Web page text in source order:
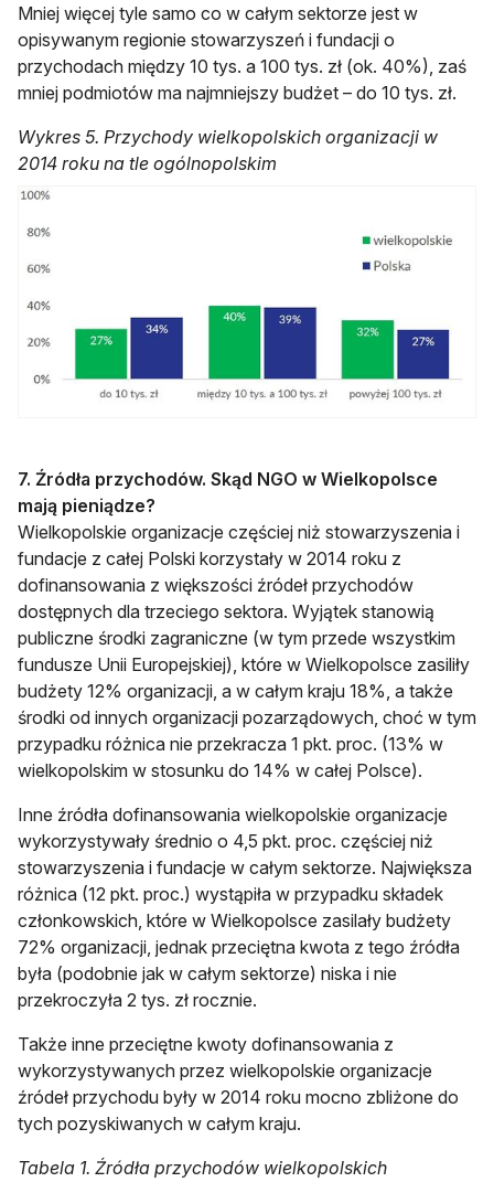
Mniej więcej tyle samo co w całym sektorze jest w
opisywanym regionie stowarzyszeń i fundacji o
przychodach między 10 tys. a 100 tys. zł (ok. 40%), zaś
mniej podmiotów ma najmniejszy budżet – do 10 tys. zł.
Wykres 5. Przychody wielkopolskich organizacji w
2014 roku na tle ogólnopolskim
7. Źródła przychodów. Skąd NGO w Wielkopolsce
mają pieniądze?
Wielkopolskie organizacje częściej niż stowarzyszenia i
fundacje z całej Polski korzystały w 2014 roku z
dofinansowania z większości źródeł przychodów
dostępnych dla trzeciego sektora. Wyjątek stanowią
publiczne środki zagraniczne (w tym przede wszystkim
fundusze Unii Europejskiej), które w Wielkopolsce zasiliły
budżety 12% organizacji, a w całym kraju 18%, a także
środki od innych organizacji pozarządowych, choć w tym
przypadku różnica nie przekracza 1 pkt. proc. (13% w
wielkopolskim w stosunku do 14% w całej Polsce).
Inne źródła dofinansowania wielkopolskie organizacje
wykorzystywały średnio o 4,5 pkt. proc. częściej niż
stowarzyszenia i fundacje w całym sektorze. Największa
różnica (12 pkt. proc.) wystąpiła w przypadku składek
członkowskich, które w Wielkopolsce zasilały budżety
72% organizacji, jednak przeciętna kwota z tego źródła
była (podobnie jak w całym sektorze) niska i nie
przekroczyła 2 tys. zł rocznie.
Także inne przeciętne kwoty dofinansowania z
wykorzystywanych przez wielkopolskie organizacje
źródeł przychodu były w 2014 roku mocno zbliżone do
tych pozyskiwanych w całym kraju.
Tabela 1. Źródła przychodów wielkopolskich